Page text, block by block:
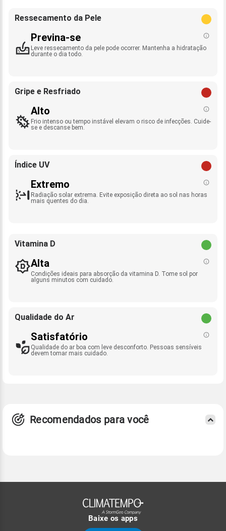
Ressecamento da Pele
Previna-se
Leve ressecamento da pele pode ocorrer. Mantenha a hidratação
durante o dia todo.
Gripe e Resfriado
Alto
Frio intenso ou tempo instável elevam o risco de infecções. Cuide-
se e descanse bem.
Índice UV
Extremo
Radiação solar extrema. Evite exposição direta ao sol nas horas
mais quentes do dia.
Vitamina D
Alta
Condições ideais para absorção da vitamina D. Tome sol por
alguns minutos com cuidado.
Qualidade do Ar
Satisfatório
Qualidade do ar boa com leve desconforto. Pessoas sensíveis
devem tomar mais cuidado.
Recomendados para você
Baixe os apps